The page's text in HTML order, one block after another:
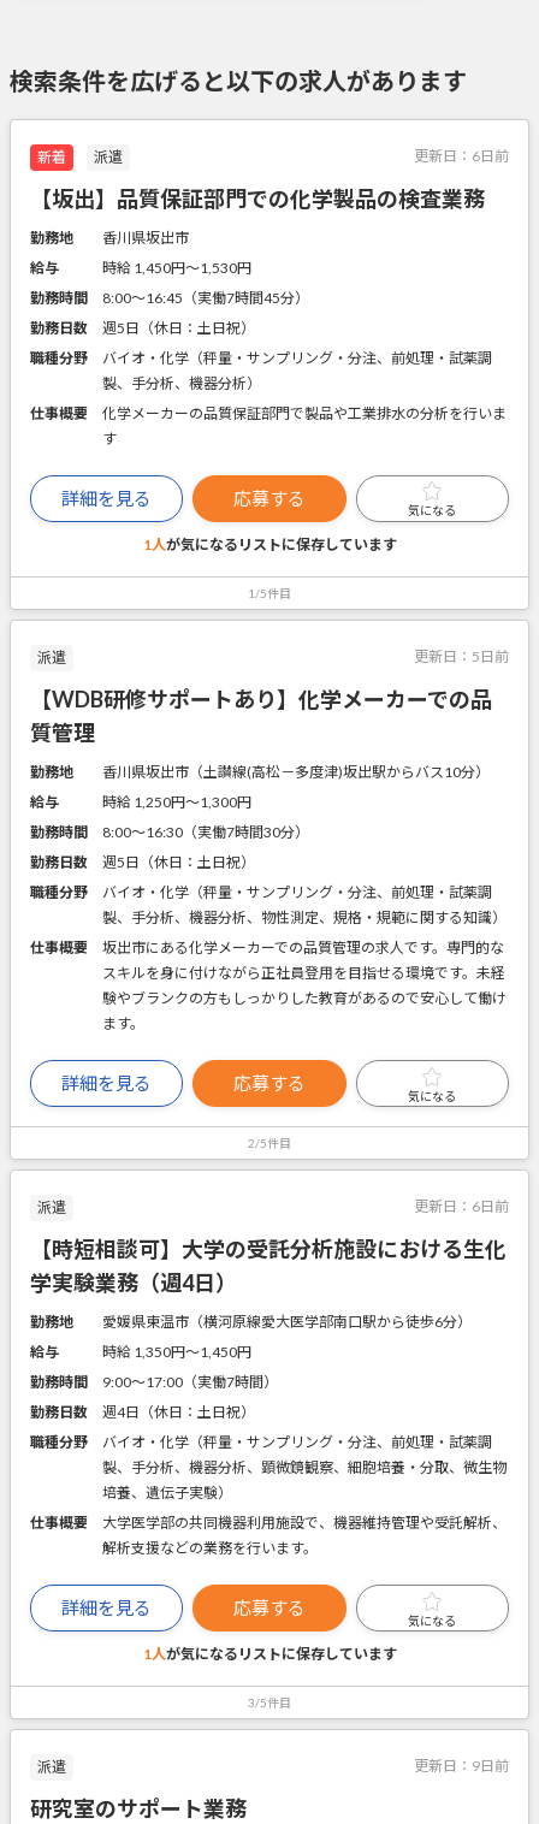
検索条件を広げると以下の求人があります
新着 派遣 更新日： 6日前
【坂出】品質保証部門での化学製品の検査業務
勤務地
香川県坂出市
給与
時給 1,450円〜1,530円
勤務時間
8:00～16:45（実働7時間45分）
勤務日数
週5日（休日：土日祝）
職種分野
バイオ・化学（秤量・サンプリング・分注、前処理・試薬調
製、手分析、機器分析）
仕事概要
化学メーカーの品質保証部門で製品や工業排水の分析を行いま
す
詳細を見る 応募する
気になる
1人が気になるリストに保存しています
1/5件目
派遣 更新日： 5日前
【WDB研修サポートあり】化学メーカーでの品
質管理
勤務地
香川県坂出市（土讃線(高松－多度津)坂出駅からバス10分）
給与
時給 1,250円〜1,300円
勤務時間
8:00～16:30（実働7時間30分）
勤務日数
週5日（休日：土日祝）
職種分野
バイオ・化学（秤量・サンプリング・分注、前処理・試薬調
製、手分析、機器分析、物性測定、規格・規範に関する知識）
仕事概要
坂出市にある化学メーカーでの品質管理の求人です。専門的な
スキルを身に付けながら正社員登用を目指せる環境です。未経
験やブランクの方もしっかりした教育があるので安心して働け
ます。
詳細を見る 応募する
気になる
2/5件目
派遣 更新日： 6日前
【時短相談可】大学の受託分析施設における生化
学実験業務（週4日）
勤務地
愛媛県東温市（横河原線愛大医学部南口駅から徒歩6分）
給与
時給 1,350円〜1,450円
勤務時間
9:00～17:00（実働7時間）
勤務日数
週4日（休日：土日祝）
職種分野
バイオ・化学（秤量・サンプリング・分注、前処理・試薬調
製、手分析、機器分析、顕微鏡観察、細胞培養・分取、微生物
培養、遺伝子実験）
仕事概要
大学医学部の共同機器利用施設で、機器維持管理や受託解析、
解析支援などの業務を行います。
詳細を見る 応募する
気になる
1人が気になるリストに保存しています
3/5件目
派遣 更新日： 9日前
研究室のサポート業務